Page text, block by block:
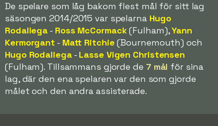
De spelare som låg bakom flest mål för sitt lag
säsongen 2014/2015 var spelarna Hugo
Rodallega - Ross McCormack(Fulham),Yann
Kermorgant - Matt Ritchie (Bournemouth) och
Hugo Rodallega- Lasse Vigen Christensen
(Fulham). Tillsammans gjorde de 7 mål för sina
lag, där den ena spelaren var den som gjorde
målet och den andra assisterade.